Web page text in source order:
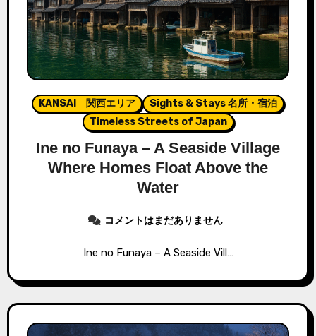
KANSAI 関西エリア
Sights & Stays 名所・宿泊
Timeless Streets of Japan
Ine no Funaya – A Seaside Village
Where Homes Float Above the
Water
コメントはまだありません
Ine no Funaya – A Seaside Vill…